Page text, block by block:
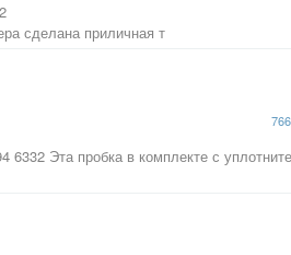
сделана приличная т
6332 Эта пробка в комплекте с